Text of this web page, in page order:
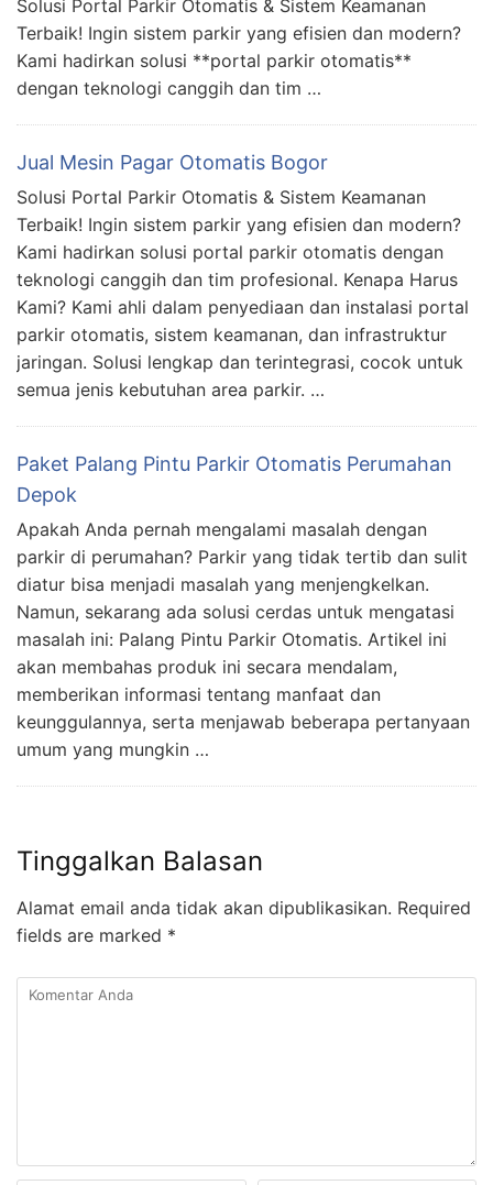
Solusi Portal Parkir Otomatis & Sistem Keamanan
Terbaik! Ingin sistem parkir yang efisien dan modern?
Kami hadirkan solusi **portal parkir otomatis**
dengan teknologi canggih dan tim …
Jual Mesin Pagar Otomatis Bogor
Solusi Portal Parkir Otomatis & Sistem Keamanan
Terbaik! Ingin sistem parkir yang efisien dan modern?
Kami hadirkan solusi portal parkir otomatis dengan
teknologi canggih dan tim profesional. Kenapa Harus
Kami? Kami ahli dalam penyediaan dan instalasi portal
parkir otomatis, sistem keamanan, dan infrastruktur
jaringan. Solusi lengkap dan terintegrasi, cocok untuk
semua jenis kebutuhan area parkir. …
Paket Palang Pintu Parkir Otomatis Perumahan
Depok
Apakah Anda pernah mengalami masalah dengan
parkir di perumahan? Parkir yang tidak tertib dan sulit
diatur bisa menjadi masalah yang menjengkelkan.
Namun, sekarang ada solusi cerdas untuk mengatasi
masalah ini: Palang Pintu Parkir Otomatis. Artikel ini
akan membahas produk ini secara mendalam,
memberikan informasi tentang manfaat dan
keunggulannya, serta menjawab beberapa pertanyaan
umum yang mungkin …
Tinggalkan Balasan
Alamat email anda tidak akan dipublikasikan. Required
fields are marked *